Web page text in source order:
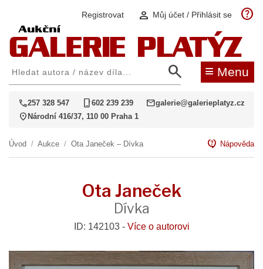
Registrovat person Můj účet / Přihlásit se help
search ≡ Menu
call257 328 547 phone_iphone602 239 239 mailgalerie@galerieplatyz.cz
location_on Národní 416/37, 110 00 Praha 1
Úvod / Aukce / Ota Janeček – Dívka contact_support Nápověda
Ota Janeček
Dívka
ID: 142103 - Více o autorovi